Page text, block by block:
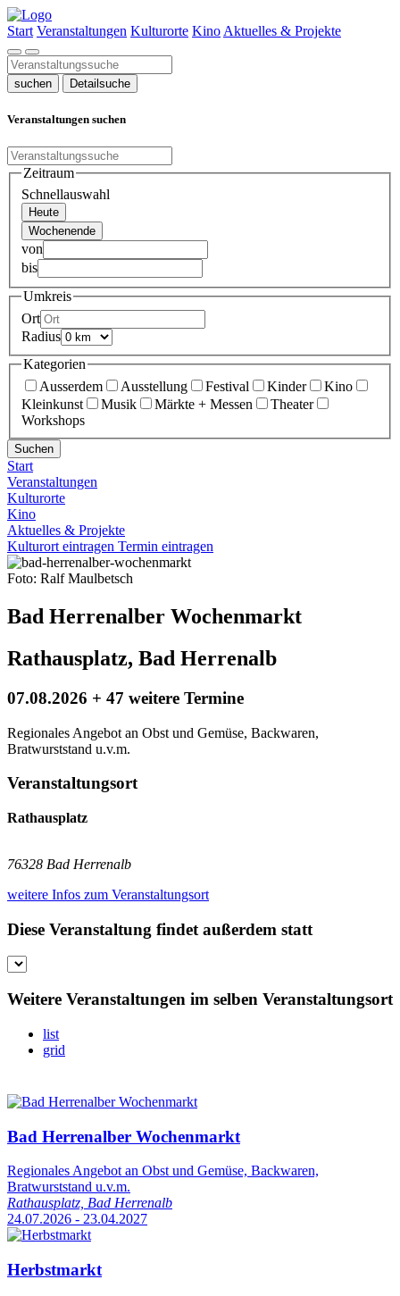
Start Veranstaltungen Kulturorte Kino Aktuelles & Projekte
suchen Detailsuche
Veranstaltungen suchen
Zeitraum
Schnellauswahl
Heute
Wochenende
von
bis
Umkreis
Ort
Radius
Kategorien
Ausserdem
Ausstellung Festival Kinder
Kino
Kleinkunst
Musik Märkte + Messen
Theater
Workshops
Suchen
Start
Veranstaltungen
Kulturorte
Kino
Aktuelles & Projekte
Kulturort eintragen Termin eintragen
Foto: Ralf Maulbetsch
Bad Herrenalber Wochenmarkt
Rathausplatz, Bad Herrenalb
07.08.2026 + 47 weitere Termine
Regionales Angebot an Obst und Gemüse, Backwaren,
Bratwurststand u.v.m.
Veranstaltungsort
Rathausplatz
76328 Bad Herrenalb
weitere Infos zum Veranstaltungsort
Diese Veranstaltung findet außerdem statt
Weitere Veranstaltungen im selben Veranstaltungsort
list
grid
Bad Herrenalber Wochenmarkt
Regionales Angebot an Obst und Gemüse, Backwaren,
Bratwurststand u.v.m.
Rathausplatz, Bad Herrenalb
24.07.2026 - 23.04.2027
Herbstmarkt